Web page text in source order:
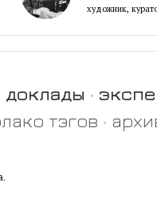
художник,
доклады
тэгов